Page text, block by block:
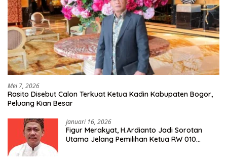
Mei 7, 2026
Rasito Disebut Calon Terkuat Ketua Kadin Kabupaten Bogor,
Peluang Kian Besar
Januari 16, 2026
Figur Merakyat, H.Ardianto Jadi Sorotan
Utama Jelang Pemilihan Ketua RW 010